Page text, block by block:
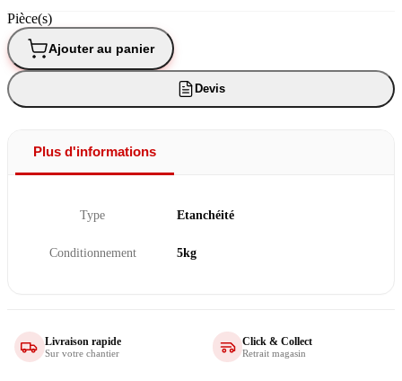
Pièce(s)
Ajouter au panier
Devis
Plus d'informations
Type Etanchéité
Conditionnement 5kg
Livraison rapide
Sur votre chantier
Click & Collect
Retrait magasin